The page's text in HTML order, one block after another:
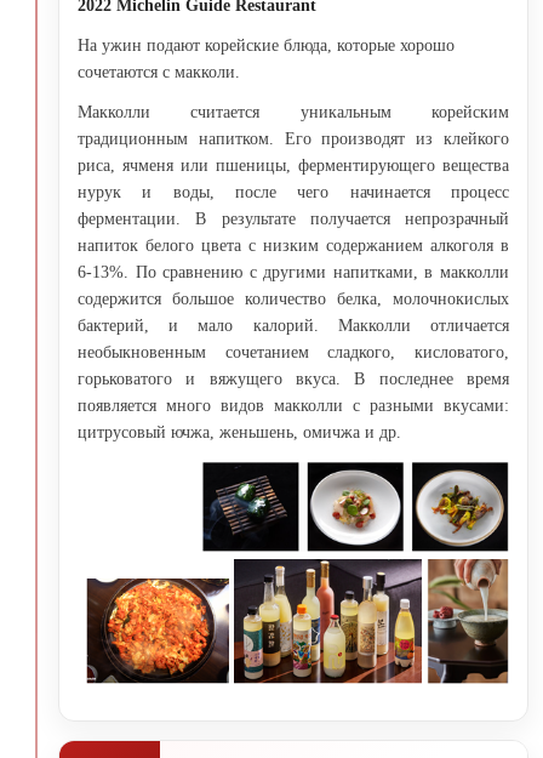
2022 Michelin Guide Restaurant
На ужин подают корейские блюда, которые хорошо
сочетаются с макколи.
Макколли считается уникальным корейским
традиционным напитком. Его производят из клейкого
риса, ячменя или пшеницы, ферментирующего вещества
нурук и воды, после чего начинается процесс
ферментации. В результате получается непрозрачный
напиток белого цвета с низким содержанием алкоголя в
6-13%. По сравнению с другими напитками, в макколли
содержится большое количество белка, молочнокислых
бактерий, и мало калорий. Макколли отличается
необыкновенным сочетанием сладкого, кисловатого,
горьковатого и вяжущего вкуса. В последнее время
появляется много видов макколли с разными вкусами:
цитрусовый ючжа, женьшень, омичжа и др.